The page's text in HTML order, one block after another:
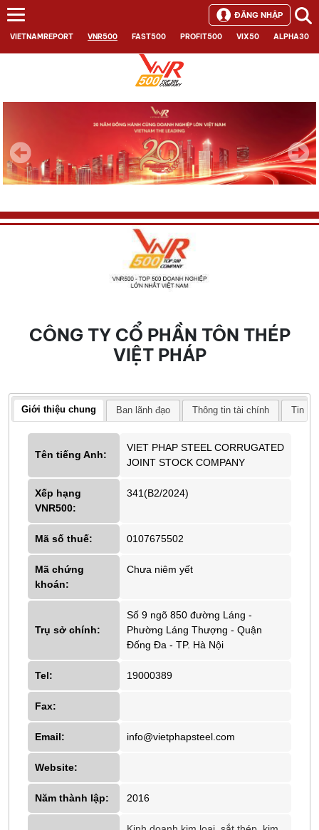
VIETNAMREPORT VNR500 FAST500 PROFIT500 VIX50 ALPHA30
ĐĂNG NHẬP
Next
CÔNG TY CỔ PHẦN TÔN THÉP
VIỆT PHÁP
Giới thiệu chung Ban lãnh đạo Thông tin tài chính Tin
Tên tiếng Anh:
VIET PHAP STEEL CORRUGATED
JOINT STOCK COMPANY
Xếp hạng
VNR500:
341(B2/2024)
Mã số thuế: 0107675502
Mã chứng
khoán:
Chưa niêm yết
Trụ sở chính:
Số 9 ngõ 850 đường Láng -
Phường Láng Thượng - Quận
Đống Đa - TP. Hà Nội
Tel: 19000389
Fax:
Email: info@vietphapsteel.com
Website:
Năm thành lập: 2016